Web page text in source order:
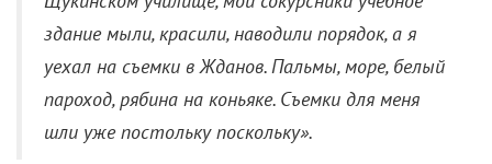
но решившие очернить простых, нормальных
рабочих людей. Тем самым обратить на себя
внимание. И решила не участвовать в фильме»,
– вспоминала актриса.